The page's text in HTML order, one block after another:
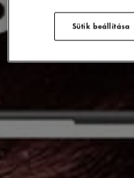
Sütik beállítása